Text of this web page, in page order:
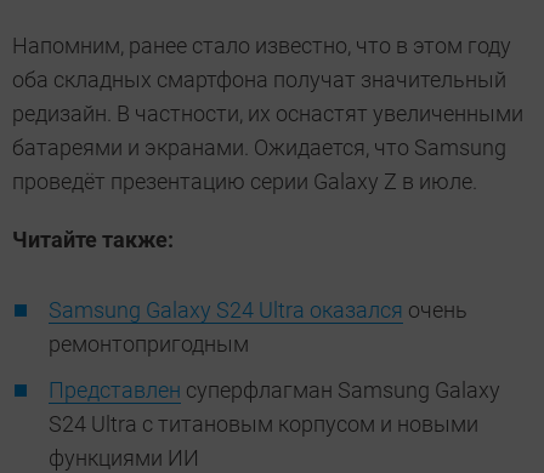
Напомним, ранее стало известно, что в этом году
оба складных смартфона получат значительный
редизайн. В частности, их оснастят увеличенными
батареями и экранами. Ожидается, что Samsung
проведёт презентацию серии Galaxy Z в июле.
Читайте также:
Samsung Galaxy S24 Ultra оказался очень
ремонтопригодным
Представлен суперфлагман Samsung Galaxy
S24 Ultra с титановым корпусом и новыми
функциями ИИ